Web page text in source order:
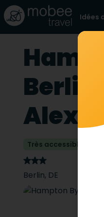
Idées
Berlin
Très accessible
Berlin, DE